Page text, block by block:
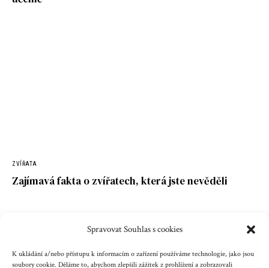
Spravovat Souhlas s cookies
K ukládání a/nebo přístupu k informacím o zařízení používáme technologie, jako jsou
soubory cookie. Děláme to, abychom zlepšili zážitek z prohlížení a zobrazovali
ZVÍŘATA
Zajímavá fakta o zvířatech, která jste nevěděli
Kontakt Reklama Cookies Ochrana údajů